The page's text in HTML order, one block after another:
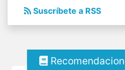
Suscríbete a RSS